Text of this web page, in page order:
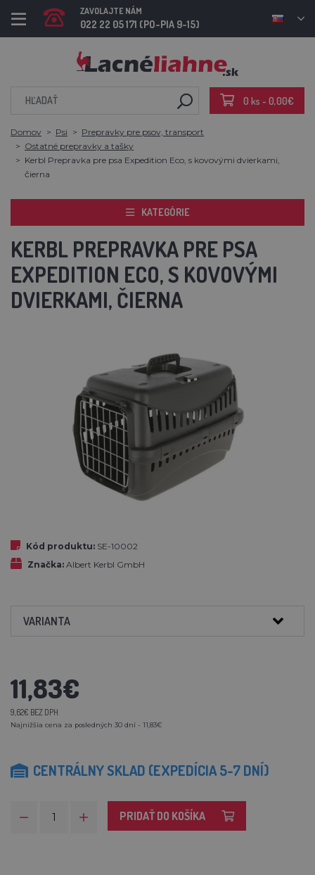
ZAVOLAJTE NÁM
022 22 05 171 (PO-PIA 9-15)
0 ks - 0,00€
Domov Psi
Prepravky pre psov, transport
Ostatné prepravky a tašky
Kerbl Prepravka pre psa Expedition Eco, s kovovými dvierkami,
čierna
KATEGÓRIE
KERBL PREPRAVKA PRE PSA
EXPEDITION ECO, S KOVOVÝMI
DVIERKAMI, ČIERNA
Kód produktu: SE-10002
Značka: Albert Kerbl GmbH
VARIANTA
11,83€
9,62€ BEZ DPH
Najnižšia cena za posledných 30 dní - 11,83€
CENTRÁLNY SKLAD (EXPEDÍCIA 5-7 DNÍ)
PRIDAŤ DO KOŠÍKA